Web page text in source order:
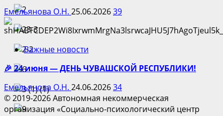
Емельянова О.Н. 25.06.202639
Важные новости
🎉 24 июня — ДЕНЬ ЧУВАШСКОЙ РЕСПУБЛИКИ!
Емельянова О.Н. 24.06.202634
© 2019-2026 Автономная некоммерческая
организация «Социально-психологический центр